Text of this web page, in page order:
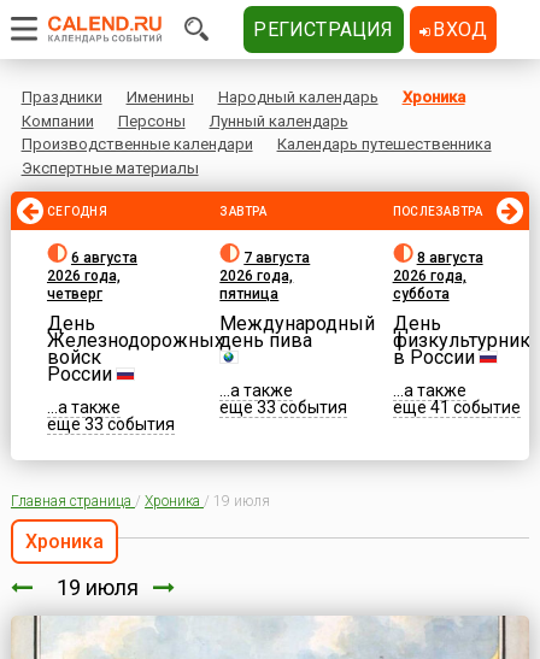
Праздники Именины Народный календарь
Хроника
Компании
Персоны
Лунный календарь
Производственные календари
Календарь путешественника
Экспертные материалы
СЕГОДНЯ
6 августа
2026 года,
четверг
День
Железнодорожных
войск
России
...а также
еще 33 события
ЗАВТРА
7 августа
2026 года,
пятница
Международный
день пива
...а также
еще 33 события
ПОСЛЕЗАВТРА
8 августа
2026 года,
суббота
День
физкультурника
в России
...а также
еще 41 событие
Главная страница / Хроника / 19 июля
Хроника
19 июля
РЕГИСТРАЦИЯ ВХОД